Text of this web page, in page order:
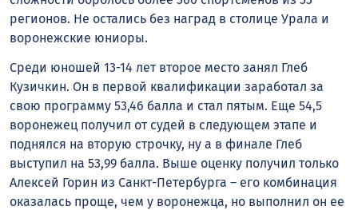
регионов. Не остались без наград в столице Урала и
воронежские юниоры.
Среди юношей 13-14 лет второе место занял Глеб
Кузичкин. Он в первой квалификации заработал за
свою программу 53,46 балла и стал пятым. Еще 54,5
воронежец получил от судей в следующем этапе и
поднялся на вторую строчку, ну а в финале Глеб
выступил на 53,99 балла. Выше оценку получил только
Алексей Горин из Санкт-Петербурга – его комбинация
оказалась проще, чем у воронежца, но выполнил он ее